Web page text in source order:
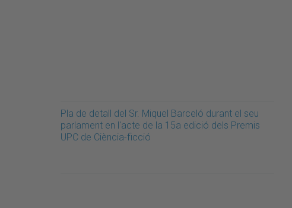
Pla de detall del Sr. Miquel Barceló durant el seu
parlament en l'acte de la 15a edició dels Premis
UPC de Ciència-ficció